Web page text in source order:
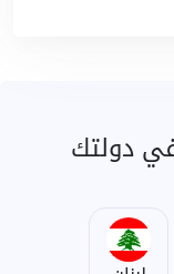
دولتك